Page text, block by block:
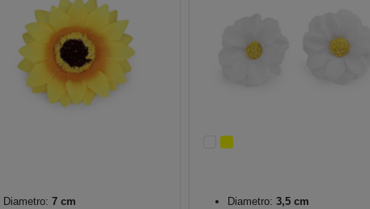
Diametro: 7 cm Diametro: 3,5 cm